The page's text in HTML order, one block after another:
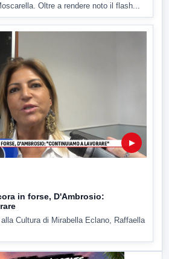
Oltre a rendere noto il flash...
▶
in forse, D'Ambrosio:
alla Cultura di Mirabella Eclano, Raffaella